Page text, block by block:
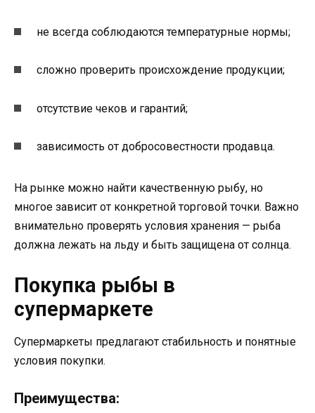
не всегда соблюдаются температурные нормы;
сложно проверить происхождение продукции;
отсутствие чеков и гарантий;
зависимость от добросовестности продавца.
На рынке можно найти качественную рыбу, но
многое зависит от конкретной торговой точки. Важно
внимательно проверять условия хранения — рыба
должна лежать на льду и быть защищена от солнца.
Покупка рыбы в
супермаркете
Супермаркеты предлагают стабильность и понятные
условия покупки.
Преимущества: